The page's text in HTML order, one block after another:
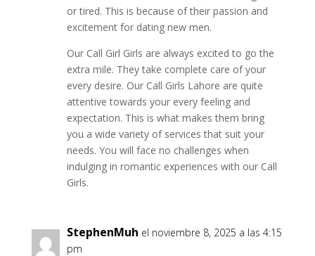
or tired. This is because of their passion and
excitement for dating new men.
Our Call Girl Girls are always excited to go the
extra mile. They take complete care of your
every desire. Our Call Girls Lahore are quite
attentive towards your every feeling and
expectation. This is what makes them bring
you a wide variety of services that suit your
needs. You will face no challenges when
indulging in romantic experiences with our Call
Girls.
StephenMuh el noviembre 8, 2025 a las 4:15
pm